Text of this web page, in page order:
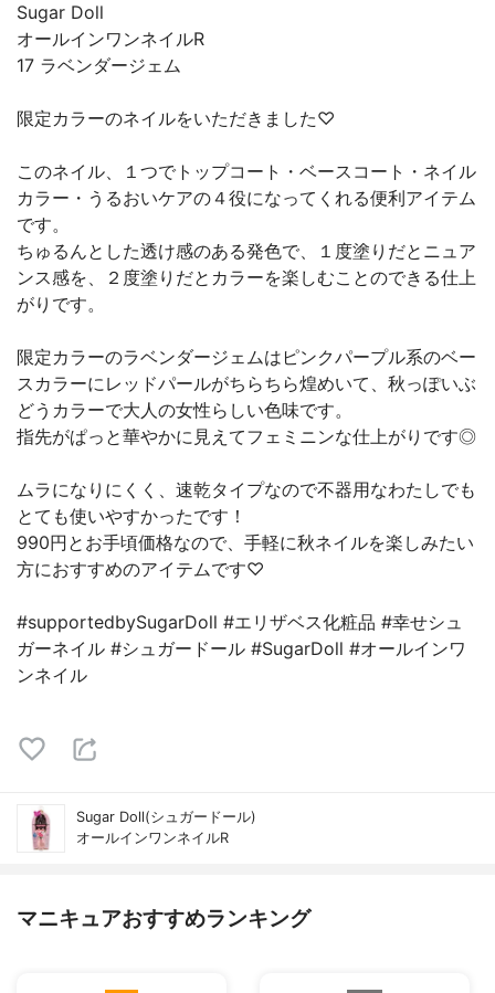
Sugar Doll
オールインワンネイルR
17 ラベンダージェム
限定カラーのネイルをいただきました♡
このネイル、１つでトップコート・ベースコート・ネイル
カラー・うるおいケアの４役になってくれる便利アイテム
です。
ちゅるんとした透け感のある発色で、１度塗りだとニュア
ンス感を、２度塗りだとカラーを楽しむことのできる仕上
がりです。
限定カラーのラベンダージェムはピンクパープル系のベー
スカラーにレッドパールがちらちら煌めいて、秋っぽいぶ
どうカラーで大人の女性らしい色味です。
指先がぱっと華やかに見えてフェミニンな仕上がりです◎
ムラになりにくく、速乾タイプなので不器用なわたしでも
とても使いやすかったです！
990円とお手頃価格なので、手軽に秋ネイルを楽しみたい
方におすすめのアイテムです♡
#supportedbySugarDoll #エリザベス化粧品 #幸せシュ
ガーネイル #シュガードール #SugarDoll #オールインワ
ンネイル
Sugar Doll(シュガードール)
オールインワンネイルR
マニキュアおすすめランキング